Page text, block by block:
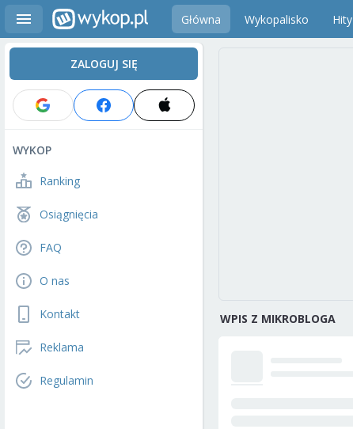
Główna Wykopalisko Hity
ZALOGUJ SIĘ
WYKOP
Ranking
Osiągnięcia
FAQ
O nas
Kontakt
Reklama
Regulamin
WPIS Z MIKROBLOGA